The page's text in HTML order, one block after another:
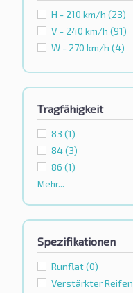
H - 210 km/h (23)
V - 240 km/h (91)
W - 270 km/h (4)
Tragfähigkeit
83 (1)
84(3)
86 (1)
Mehr...
Spezifikationen
Runflat(0)
Verstärkter Reifen